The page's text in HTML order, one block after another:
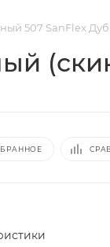
507 SanFlex